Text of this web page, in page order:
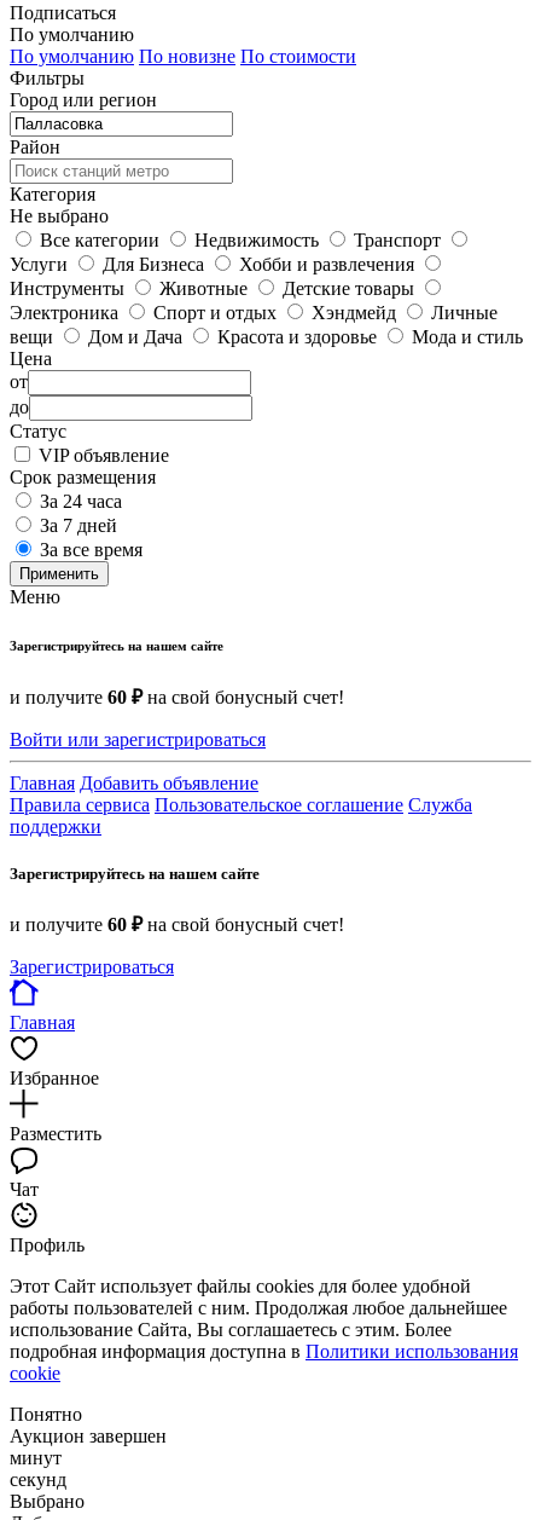
Подписаться
По умолчанию
По умолчанию По новизне По стоимости
Фильтры
Город или регион
Район
Категория
Не выбрано
Все категории
Недвижимость
Транспорт
Услуги
Для Бизнеса
Хобби и развлечения
Инструменты
Животные
Детские товары
Электроника
Спорт и отдых Хэндмейд
Личные
вещи
Дом и Дача Красота и здоровье
Мода и стиль
Цена
от
до
Статус
VIP объявление
Срок размещения
За 24 часа
За 7 дней
За все время
Применить
Меню
Зарегистрируйтесь на нашем сайте
и получите 60 ₽на свой бонусный счет!
Войти или зарегистрироваться
Главная Добавить объявление
Правила сервиса Пользовательское соглашение Служба
поддержки
Зарегистрируйтесь на нашем сайте
и получите 60 ₽на свой бонусный счет!
Зарегистрироваться
Главная
Избранное
Разместить
Чат
Профиль
Этот Сайт использует файлы cookies для более удобной
работы пользователей с ним. Продолжая любое дальнейшее
использование Сайта, Вы соглашаетесь с этим. Более
подробная информация доступна в Политики использования
cookie
Понятно
Аукцион завершен
минут
секунд
Выбрано